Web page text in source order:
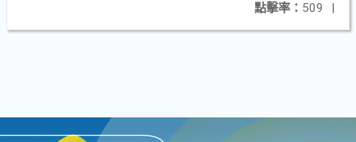
點擊率： 509 |